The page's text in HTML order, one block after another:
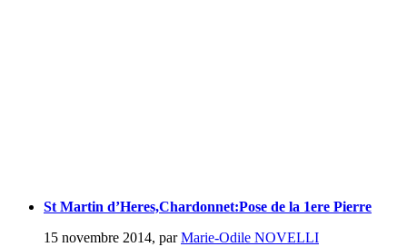
St Martin d’Heres,Chardonnet:Pose de la 1ere Pierre
15 novembre 2014, parMarie-Odile NOVELLI